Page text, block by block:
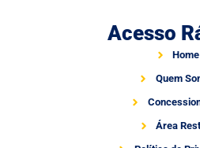
Acesso
Home
Quem
Área